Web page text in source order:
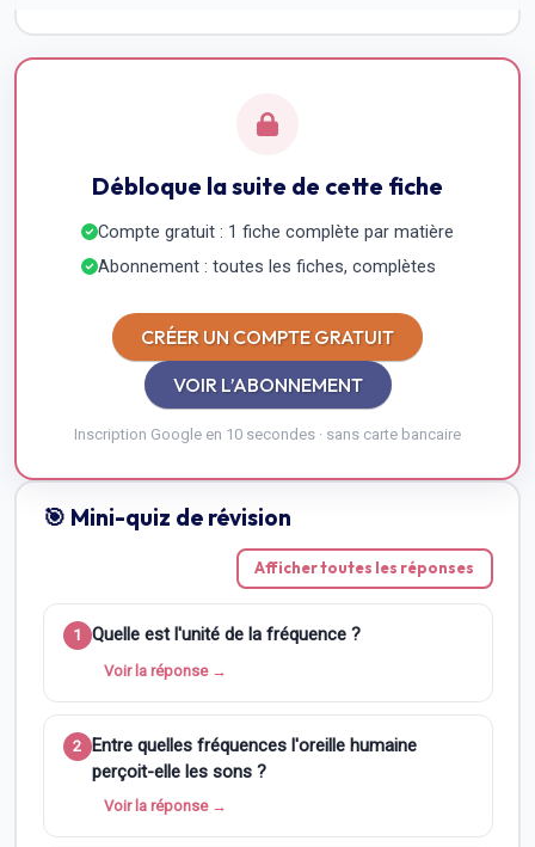
Débloque la suite de cette fiche
Compte gratuit : 1 fiche complète par matière
Abonnement : toutes les fiches, complètes
CRÉER UN COMPTE GRATUIT
VOIR L’ABONNEMENT
Inscription Google en 10 secondes · sans carte bancaire
🎯 Mini-quiz de révision
Afficher toutes les réponses
1 Quelle est l'unité de la fréquence ?
Voir la réponse →
2 Entre quelles fréquences l'oreille humaine
perçoit-elle les sons ?
Voir la réponse →